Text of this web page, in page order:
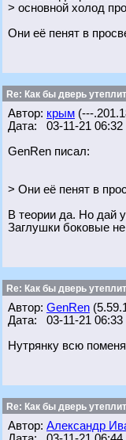
> основной холод
Они её пенят в
Re: Как бы дверь
Автор: крым (---
Дата: 03-11-21 06:32
GenRen писал:
> Они её пенят в
В теории да. Но дай
Заглушки боковые
Re: Как бы дверь
Автор: GenRen
Дата: 03-11-21 06:33
Нутрянку всю
Re: Как бы дверь
Автор: Александр